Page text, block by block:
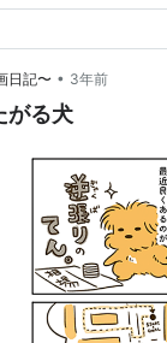
日記〜 • 3年前
がる犬